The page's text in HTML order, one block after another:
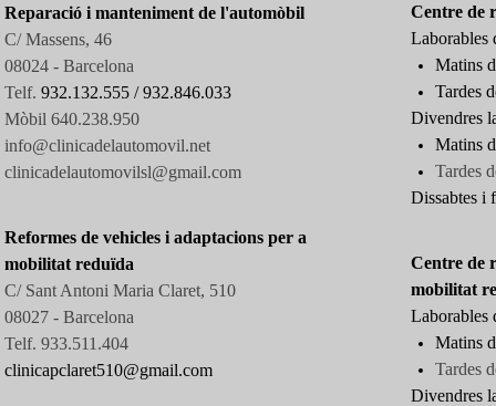
Reparació i manteniment de l'automòbil
C/ Massens, 46
08024 - Barcelona
Telf. 932.132.555 /932.846.033
Mòbil 640.238.950
info@clinicadelautomovil.net
clinicadelautomovilsl@gmail.com
Reformes de vehicles i adaptacions per a
mobilitat reduïda
C/ Sant Antoni Maria Claret, 510
08027 - Barcelona
Telf. 933.511.404
clinicapclaret510@gmail.com
Centre de
Laborables
Matins
Tardes
Divendres
Matins
Tardes
Dissabtes i
Centre de
mobilitat
Laborables
Matins
Tardes
Divendres